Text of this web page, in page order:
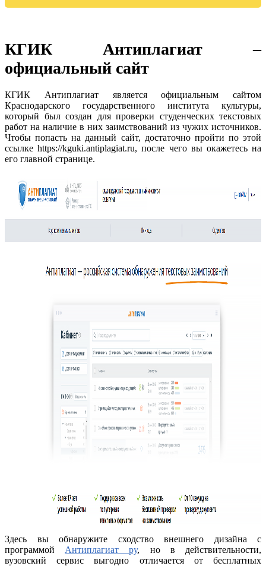
КГИК Антиплагиат –
официальный сайт
КГИК Антиплагиат является официальным сайтом
Краснодарского государственного института культуры,
который был создан для проверки студенческих текстовых
работ на наличие в них заимствований из чужих источников.
Чтобы попасть на данный сайт, достаточно пройти по этой
ссылке https://kguki.antiplagiat.ru, после чего вы окажетесь на
его главной странице.
Здесь вы обнаружите сходство внешнего дизайна с
программой Антиплагиат ру, но в действительности,
вузовский сервис выгодно отличается от бесплатных